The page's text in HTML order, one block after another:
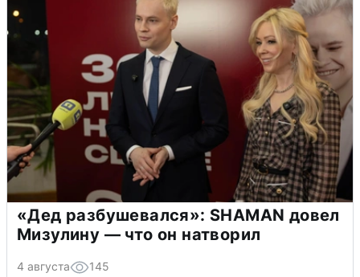
«Дед разбушевался»: SHAMAN довел
Мизулину — что он натворил
4 августа 145